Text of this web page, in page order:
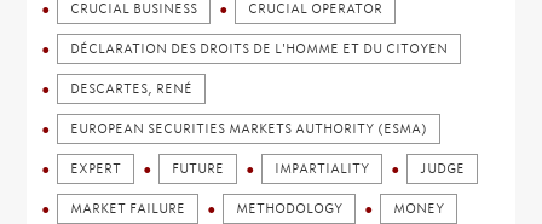
CRUCIAL BUSINESS CRUCIAL OPERATOR
DÉCLARATION DES DROITS DE L'HOMME ET DU CITOYEN
DESCARTES, RENÉ
EUROPEAN SECURITIES MARKETS AUTHORITY (ESMA)
EXPERT FUTURE IMPARTIALITY JUDGE
MARKET FAILURE METHODOLOGY MONEY